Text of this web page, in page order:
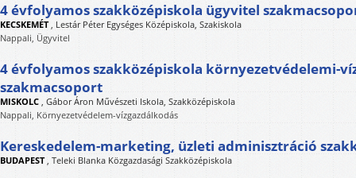
4 évfolyamos szakközépiskola ügyvitel
KECSKEMÉT, Lestár Péter Egységes Középiskola, Szakiskola
Nappali, Ügyvitel
4 évfolyamos szakközépiskola környezetvédelemi-
szakmacsoport
MISKOLC , Gábor Áron Művészeti Iskola, Szakközépiskola
Nappali, Környezetvédelem-vízgazdálkodás
Kereskedelem-marketing, üzleti adminisztráció
BUDAPEST, Teleki Blanka Közgazdasági Szakközépiskola